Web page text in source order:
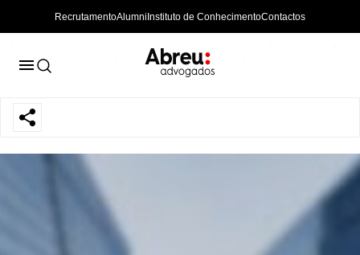
RecrutamentoAlumni Instituto de ConhecimentoContactos